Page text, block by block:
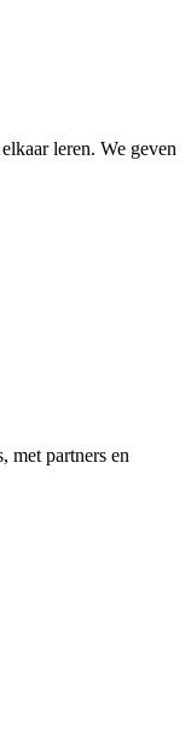
leren. We geven
met partners en